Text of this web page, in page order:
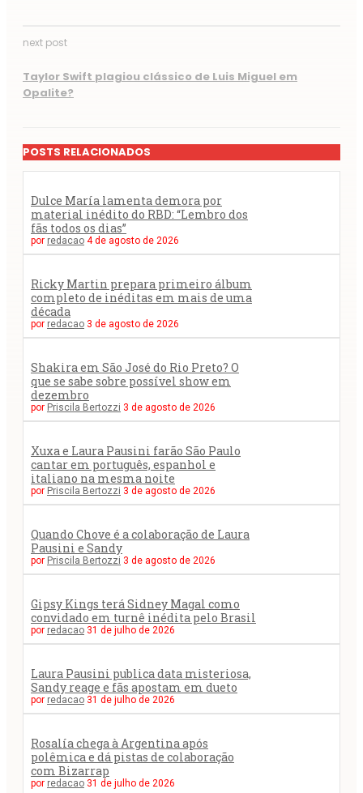
next post
Taylor Swift plagiou clássico de Luis Miguel em
Opalite?
POSTS RELACIONADOS
Dulce María lamenta demora por
material inédito do RBD: “Lembro dos
fãs todos os dias”
por redacao 4 de agosto de 2026
Ricky Martin prepara primeiro álbum
completo de inéditas em mais de uma
década
por redacao 3 de agosto de 2026
Shakira em São José do Rio Preto? O
que se sabe sobre possível show em
dezembro
por Priscila Bertozzi 3 de agosto de 2026
Xuxa e Laura Pausini farão São Paulo
cantar em português, espanhol e
italiano na mesma noite
por Priscila Bertozzi 3 de agosto de 2026
Quando Chove é a colaboração de Laura
Pausini e Sandy
por Priscila Bertozzi 3 de agosto de 2026
Gipsy Kings terá Sidney Magal como
convidado em turnê inédita pelo Brasil
por redacao 31 de julho de 2026
Laura Pausini publica data misteriosa,
Sandy reage e fãs apostam em dueto
por redacao 31 de julho de 2026
Rosalía chega à Argentina após
polêmica e dá pistas de colaboração
com Bizarrap
por redacao 31 de julho de 2026